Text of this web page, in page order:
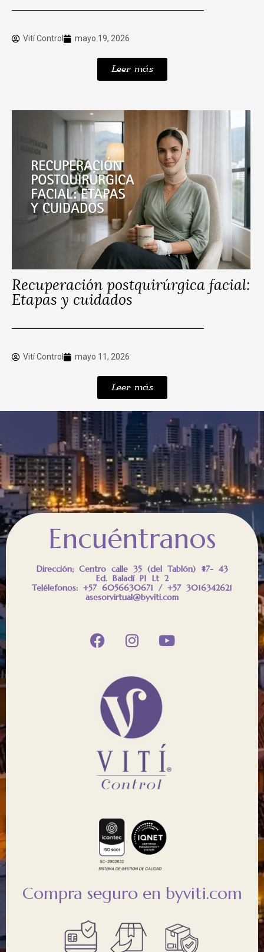
Vití Control mayo 19, 2026
Leer más
Recuperación postquirúrgica facial:
Etapas y cuidados
Vití Control mayo 11, 2026
Leer más
Encuéntranos
Dirección; Centro calle 35 (del Tablón) #7- 43
Ed. Baladí P1 Lt 2
Telélefonos: +57 6056630671 / +57 3016342621
asesorvirtual@byviti.com
Compra seguro en byviti.com